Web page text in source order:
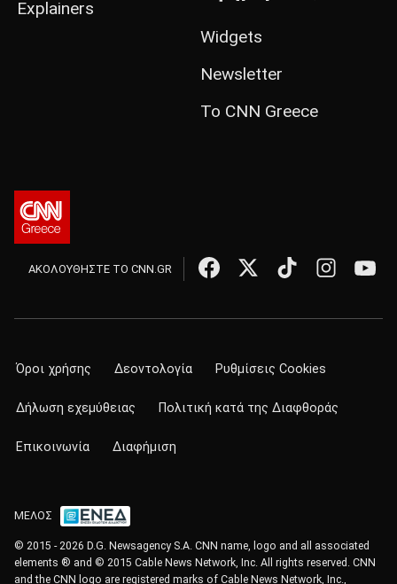
Explainers
Widgets
Newsletter
Το CNN Greece
ΑΚΟΛΟΥΘΗΣΤΕ ΤΟ CNN.GR
Όροι χρήσης Δεοντολογία Ρυθμίσεις Cookies
Δήλωση εχεμύθειας Πολιτική κατά της Διαφθοράς
Επικοινωνία Διαφήμιση
ΜΕΛΟΣ
© 2015 - 2026 D.G. Newsagency S.A. CNN name, logo and all associated
elements ® and © 2015 Cable News Network, Inc. All rights reserved. CNN
and the CNN logo are registered marks of Cable News Network, Inc.,